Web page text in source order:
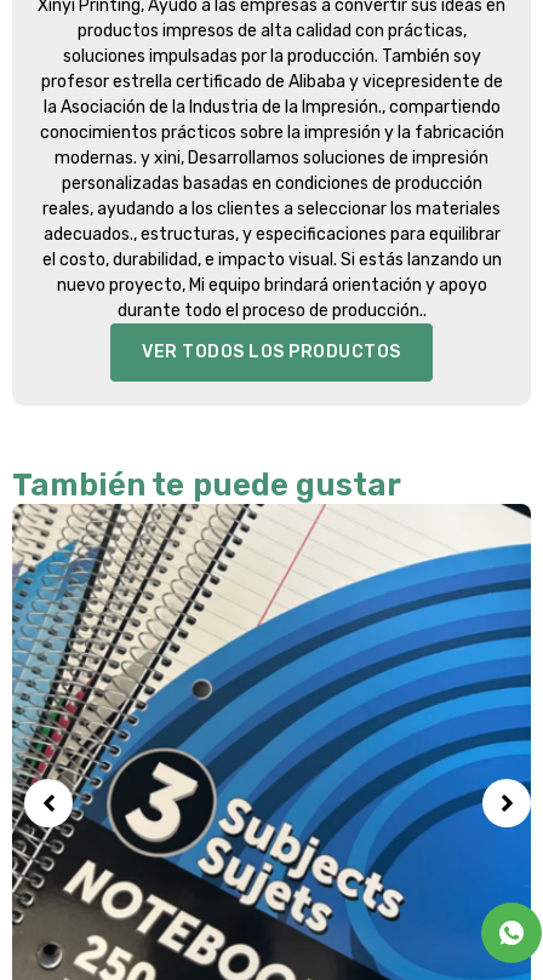
Xinyi Printing, Ayudo a las empresas a convertir sus ideas en
productos impresos de alta calidad con prácticas,
soluciones impulsadas por la producción. También soy
profesor estrella certificado de Alibaba y vicepresidente de
la Asociación de la Industria de la Impresión., compartiendo
conocimientos prácticos sobre la impresión y la fabricación
modernas. y xini, Desarrollamos soluciones de impresión
personalizadas basadas en condiciones de producción
reales, ayudando a los clientes a seleccionar los materiales
adecuados., estructuras, y especificaciones para equilibrar
el costo, durabilidad, e impacto visual. Si estás lanzando un
nuevo proyecto, Mi equipo brindará orientación y apoyo
durante todo el proceso de producción..
VER TODOS LOS PRODUCTOS
También te puede gustar